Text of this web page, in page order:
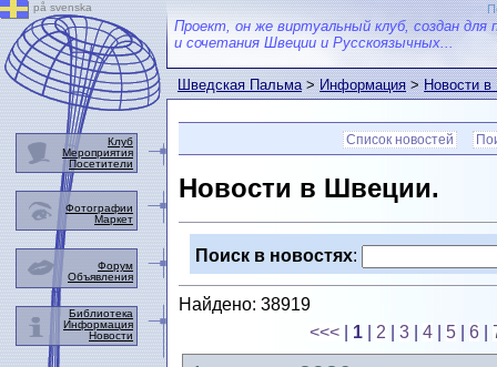
Проект, он же виртуальный клуб, создан для
и сочетания Швеции и Русскоязычных...
Шведская Пальма>Информация>Новости
Список новостей
Новости в Швеции.
Поиск в новостях:
Найдено: 38919
<<<
1 2 3 4 5 6
på svenska
Клуб
Мероприятия
Посетители
Фотографии
Маркет
Форум
Объявления
Библиотека
Информация
Новости